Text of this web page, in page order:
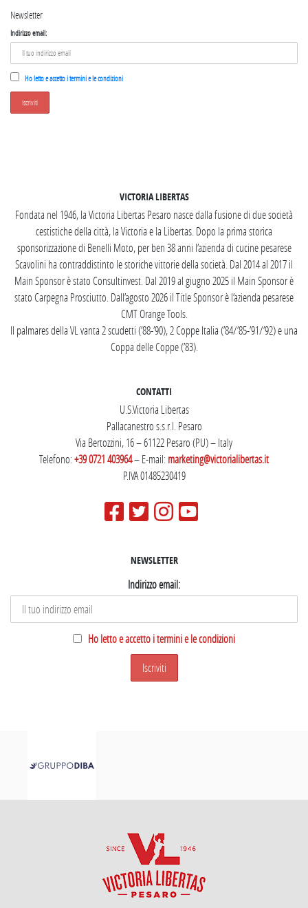
Newsletter
Indirizzo email:
Ho letto e accetto i termini e le condizioni
VICTORIA LIBERTAS
Fondata nel 1946, la Victoria Libertas Pesaro nasce dalla fusione di due società
cestistiche della città, la Victoria e la Libertas. Dopo la prima storica
sponsorizzazione di Benelli Moto, per ben 38 anni l’azienda di cucine pesarese
Scavolini ha contraddistinto le storiche vittorie della società. Dal 2014 al 2017 il
Main Sponsor è stato Consultinvest. Dal 2019 al giugno 2025 il Main Sponsor è
stato Carpegna Prosciutto. Dall’agosto 2026 il Title Sponsor è l’azienda pesarese
CMT Orange Tools.
Il palmares della VL vanta 2 scudetti (’88-’90), 2 Coppe Italia (’84/’85-’91/’92) e una
Coppa delle Coppe (’83).
CONTATTI
U.S.Victoria Libertas
Pallacanestro s.s.r.l. Pesaro
Via Bertozzini, 16 – 61122 Pesaro (PU) – Italy
Telefono:+39 0721 403964– E-mail:marketing@victorialibertas.it
P.IVA 01485230419
NEWSLETTER
Indirizzo email:
Ho letto e accetto i termini e le condizioni